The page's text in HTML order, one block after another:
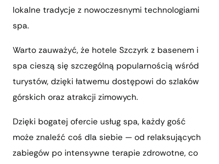
lokalne tradycje z nowoczesnymi technologiami
spa.
Warto zauważyć, że hotele Szczyrk z basenem i
spa cieszą się szczególną popularnością wśród
turystów, dzięki łatwemu dostępowi do szlaków
górskich oraz atrakcji zimowych.
Dzięki bogatej ofercie usług spa, każdy gość
może znaleźć coś dla siebie — od relaksujących
zabiegów po intensywne terapie zdrowotne, co